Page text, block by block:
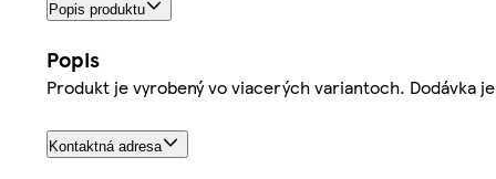
Popis produktu
Popis
Produkt je vyrobený vo viacerých variantoch. Dodávka
Kontaktná adresa